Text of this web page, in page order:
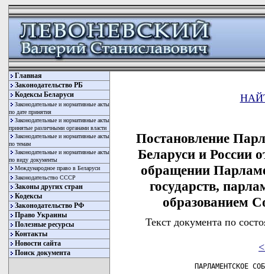
Главная
Законодательство РБ
Кодексы Беларуси
Законодательные и нормативные акты
по дате принятия
Законодательные и нормативные акты
принятые различными органами власти
Законодательные и нормативные акты
по темам
Законодательные и нормативные акты
по виду документы
Международное право в Беларуси
Законодательство СССР
Законы других стран
Кодексы
Законодательство РФ
Право Украины
Полезные ресурсы
Контакты
Новости сайта
Поиск документа
Постановление
Беларуси и России
обращении
государств,
образованием
Текст документа по
ПАРЛАМЕНТСКОЕ